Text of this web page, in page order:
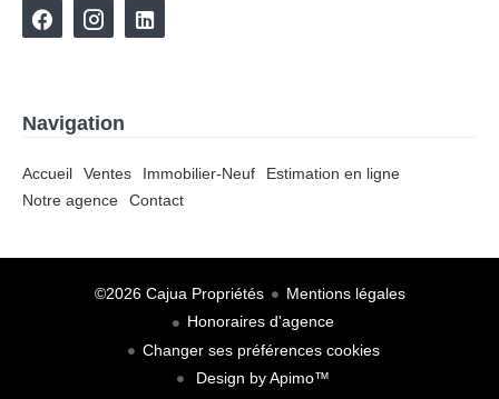
Navigation
Accueil Ventes Immobilier-Neuf
Estimation en ligne
Notre agence
Contact
©2026 Cajua Propriétés
Mentions légales
Honoraires d'agence
Changer ses préférences cookies
Design byApimo™